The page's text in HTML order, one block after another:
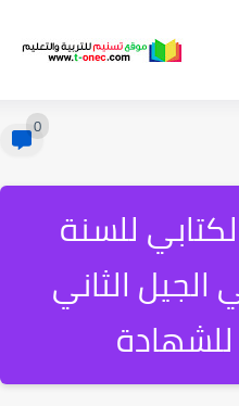
للسنة
الثاني